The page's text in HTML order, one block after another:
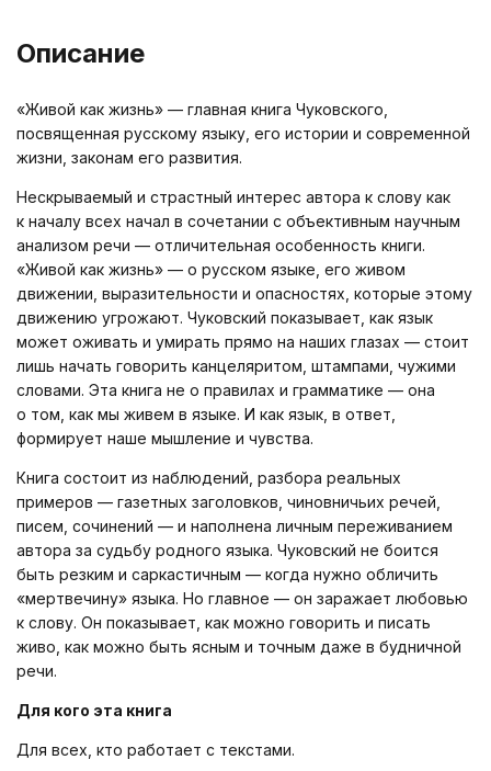
Описание
«Живой как жизнь» — главная книга Чуковского,
посвященная русскому языку, его истории и современной
жизни, законам его развития.
Нескрываемый и страстный интерес автора к слову как
к началу всех начал в сочетании с объективным научным
анализом речи — отличительная особенность книги.
«Живой как жизнь» — о русском языке, его живом
движении, выразительности и опасностях, которые этому
движению угрожают. Чуковский показывает, как язык
может оживать и умирать прямо на наших глазах — стоит
лишь начать говорить канцеляритом, штампами, чужими
словами. Эта книга не о правилах и грамматике — она
о том, как мы живем в языке. И как язык, в ответ,
формирует наше мышление и чувства.
Книга состоит из наблюдений, разбора реальных
примеров — газетных заголовков, чиновничьих речей,
писем, сочинений — и наполнена личным переживанием
автора за судьбу родного языка. Чуковский не боится
быть резким и саркастичным — когда нужно обличить
«мертвечину» языка. Но главное — он заражает любовью
к слову. Он показывает, как можно говорить и писать
живо, как можно быть ясным и точным даже в будничной
речи.
Для кого эта книга
Для всех, кто работает с текстами.